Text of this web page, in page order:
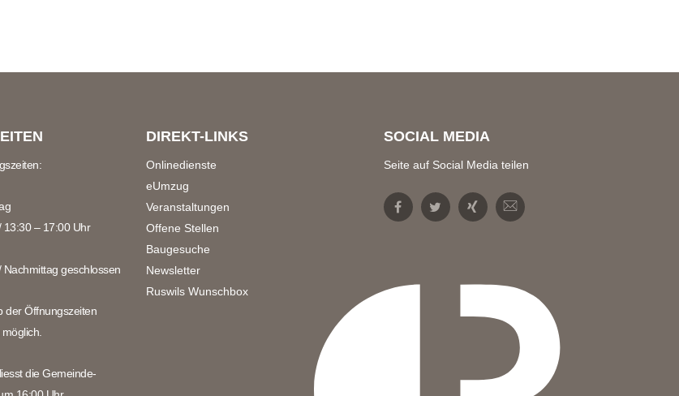
13:30 – 17:00 Uhr
geschlossen
der Öffnungszeiten
die Gemeinde-
DIREKT-LINKS
Onlinedienste
eUmzug
Veranstaltungen
Offene Stellen
Baugesuche
Newsletter
Ruswils Wunschbox
SOCIAL MEDIA
Seite auf Social Media teilen